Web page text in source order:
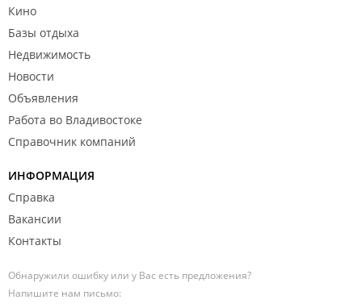
Кино
Базы отдыха
Недвижимость
Новости
Объявления
Работа во Владивостоке
Справочник компаний
ИНФОРМАЦИЯ
Справка
Вакансии
Контакты
Обнаружили ошибку или у Вас есть предложения?
Напишите нам письмо: